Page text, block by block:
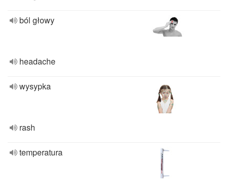
ból głowy
headache
wysypka
rash
temperatura